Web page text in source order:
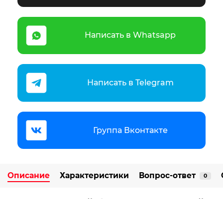
Написать в Whatsapp
Написать в Telegram
Группа Вконтакте
Описание Характеристики Вопрос-ответ 0